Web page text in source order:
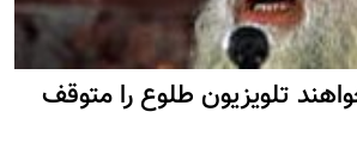
تلویزیون طلوع را متوقف